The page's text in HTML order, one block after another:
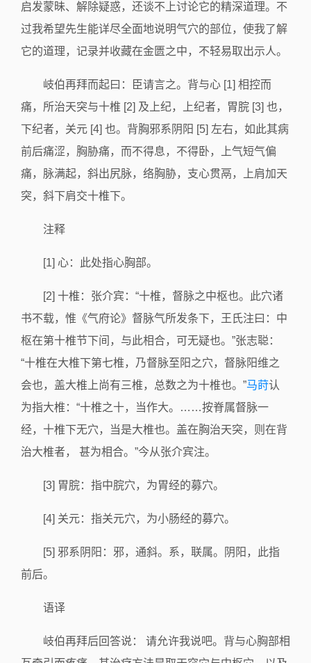
启发蒙昧、解除疑惑，还谈不上讨论它的精深道理。不
过我希望先生能详尽全面地说明气穴的部位，使我了解
它的道理，记录并收藏在金匮之中，不轻易取出示人。
岐伯再拜而起曰：臣请言之。背与心 [1] 相控而
痛，所治天突与十椎 [2] 及上纪，上纪者，胃脘 [3] 也，
下纪者，关元 [4] 也。背胸邪系阴阳 [5] 左右，如此其病
前后痛涩，胸胁痛，而不得息，不得卧，上气短气偏
痛，脉满起，斜出尻脉，络胸胁，支心贯鬲，上肩加天
突，斜下肩交十椎下。
注释
[1] 心：此处指心胸部。
[2] 十椎：张介宾：“十椎，督脉之中枢也。此穴诸
书不载，惟《气府论》督脉气所发条下，王氏注曰：中
枢在第十椎节下间，与此相合，可无疑也。”张志聪：
“十椎在大椎下第七椎，乃督脉至阳之穴，督脉阳维之
会也，盖大椎上尚有三椎，总数之为十椎也。”马莳认
为指大椎：“十椎之十，当作大。……按脊属督脉一
经，十椎下无穴，当是大椎也。盖在胸治天突，则在背
治大椎者， 甚为相合。”今从张介宾注。
[3] 胃脘：指中脘穴，为胃经的募穴。
[4] 关元：指关元穴，为小肠经的募穴。
[5] 邪系阴阳：邪，通斜。系，联属。阴阳，此指
前后。
语译
岐伯再拜后回答说： 请允许我说吧。背与心胸部相